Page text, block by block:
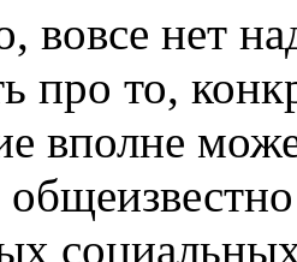
вoвсe нет
про то,
вполне